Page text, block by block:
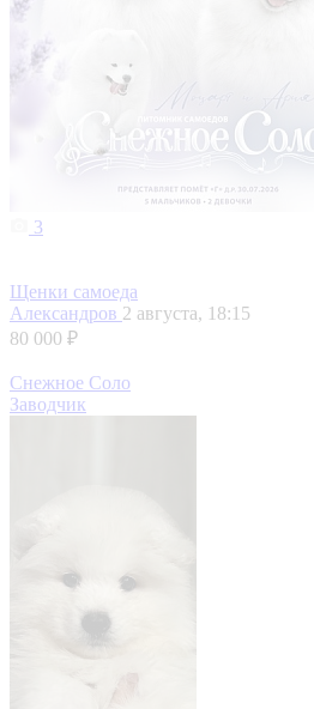
3
Щенки самоеда
Александров 2 августа, 18:15
80 000 ₽
Снежное Соло
Заводчик